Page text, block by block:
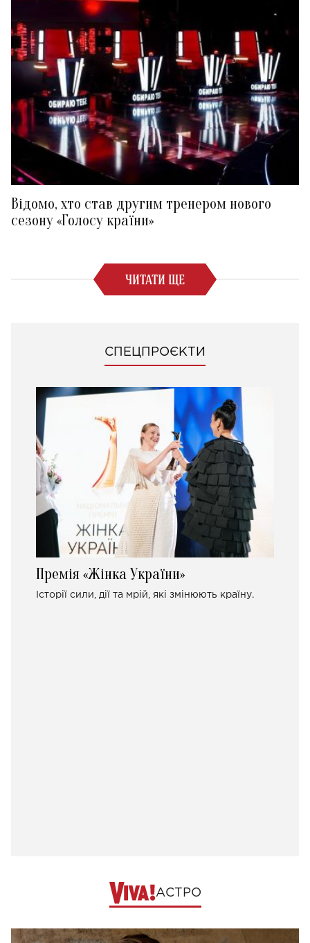
Відомо, хто став другим тренером нового
сезону «Голосу країни»
ЧИТАТИ ЩЕ
СПЕЦПРОЄКТИ
Премія «Жінка України»
Історії сили, дії та мрій, які змінюють країну.
АСТРО